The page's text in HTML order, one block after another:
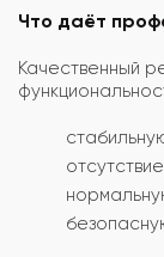
Что даёт
Качественный